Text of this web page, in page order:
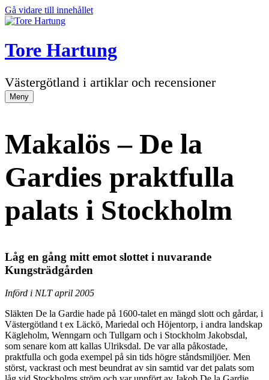
Gå vidare till innehållet
Tore Hartung
Västergötland i artiklar och recensioner
Meny
Makalös – De la
Gardies praktfulla
palats i Stockholm
Låg en gång mitt emot slottet i nuvarande
Kungsträdgården
Införd i NLT april 2005
Släkten De la Gardie hade på 1600-talet en mängd slott och gårdar, i
Västergötland t ex Läckö, Mariedal och Höjentorp, i andra landskap
Kägleholm, Wenngarn och Tullgarn och i Stockholm Jakobsdal,
som senare kom att kallas Ulriksdal. De var alla påkostade,
praktfulla och goda exempel på sin tids högre ståndsmiljöer. Men
störst, vackrast och mest beundrat av sin samtid var det palats som